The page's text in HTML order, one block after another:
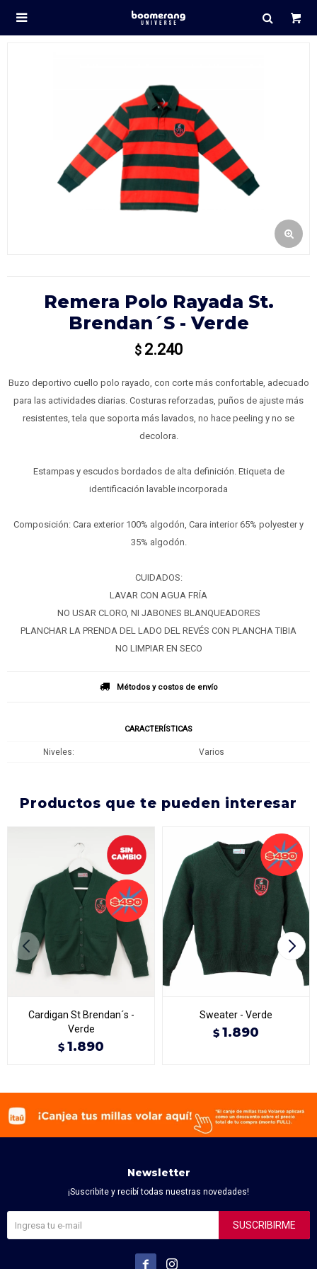

Remera Polo Rayada St.
Brendan´s - Verde
$ 2.240
Buzo deportivo cuello polo rayado, con corte más confortable, adecuado
para las actividades diarias. Costuras reforzadas, puños de ajuste más
resistentes, tela que soporta más lavados, no hace peeling y no se
decolora.
Estampas y escudos bordados de alta definición. Etiqueta de
identificación lavable incorporada
Composición: Cara exterior 100% algodón, Cara interior 65% polyester y
35% algodón.
CUIDADOS:
LAVAR CON AGUA FRÍA
NO USAR CLORO, NI JABONES BLANQUEADORES
PLANCHAR LA PRENDA DEL LADO DEL REVÉS CON PLANCHA TIBIA
NO LIMPIAR EN SECO
Métodos y costos de envío
CARACTERÍSTICAS
Niveles Varios
productos que te pueden interesar
Cardigan St Brendan´s -
Verde
$ 1.890
Sweater - Verde
$ 1.890
Newsletter
¡Suscribite y recibí todas nuestras novedades!
SUSCRIBIRME
 